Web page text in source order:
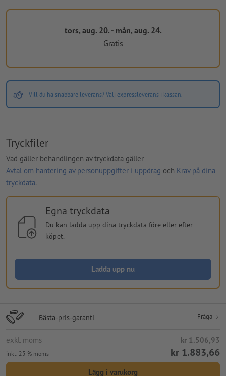
tors, aug. 20. - mån, aug. 24.
Gratis
Vill du ha snabbare leverans? Välj expressleverans i kassan.
Tryckfiler
Vad gäller behandlingen av tryckdata gäller
Avtal om hantering av personuppgifter i uppdrag och Krav på dina
tryckdata.
Egna tryckdata
Du kan ladda upp dina tryckdata före eller efter
köpet.
Ladda upp nu
Bästa-pris-garanti Fråga
exkl. moms kr 1.506,93
inkl. 25 % moms kr 1.883,66
Lägg i varukorg